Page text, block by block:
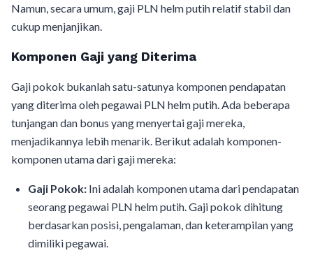
Namun, secara umum, gaji PLN helm putih relatif stabil dan
cukup menjanjikan.
Komponen Gaji yang Diterima
Gaji pokok bukanlah satu-satunya komponen pendapatan
yang diterima oleh pegawai PLN helm putih. Ada beberapa
tunjangan dan bonus yang menyertai gaji mereka,
menjadikannya lebih menarik. Berikut adalah komponen-
komponen utama dari gaji mereka:
Gaji Pokok: Ini adalah komponen utama dari pendapatan
seorang pegawai PLN helm putih. Gaji pokok dihitung
berdasarkan posisi, pengalaman, dan keterampilan yang
dimiliki pegawai.